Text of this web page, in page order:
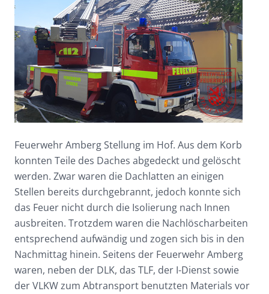
Feuerwehr Amberg Stellung im Hof. Aus dem Korb
konnten Teile des Daches abgedeckt und gelöscht
werden. Zwar waren die Dachlatten an einigen
Stellen bereits durchgebrannt, jedoch konnte sich
das Feuer nicht durch die Isolierung nach Innen
ausbreiten. Trotzdem waren die Nachlöscharbeiten
entsprechend aufwändig und zogen sich bis in den
Nachmittag hinein. Seitens der Feuerwehr Amberg
waren, neben der DLK, das TLF, der I-Dienst sowie
der VLKW zum Abtransport benutzten Materials vor